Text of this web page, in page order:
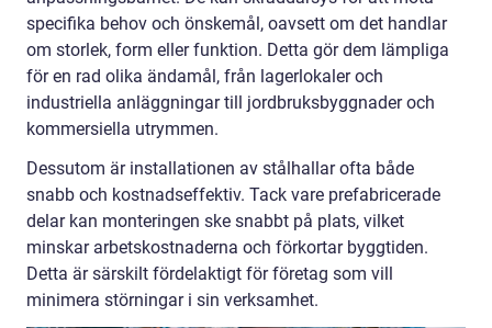
specifika behov och önskemål, oavsett om det handlar
om storlek, form eller funktion. Detta gör dem lämpliga
för en rad olika ändamål, från lagerlokaler och
industriella anläggningar till jordbruksbyggnader och
kommersiella utrymmen.
Dessutom är installationen av stålhallar ofta både
snabb och kostnadseffektiv. Tack vare prefabricerade
delar kan monteringen ske snabbt på plats, vilket
minskar arbetskostnaderna och förkortar byggtiden.
Detta är särskilt fördelaktigt för företag som vill
minimera störningar i sin verksamhet.